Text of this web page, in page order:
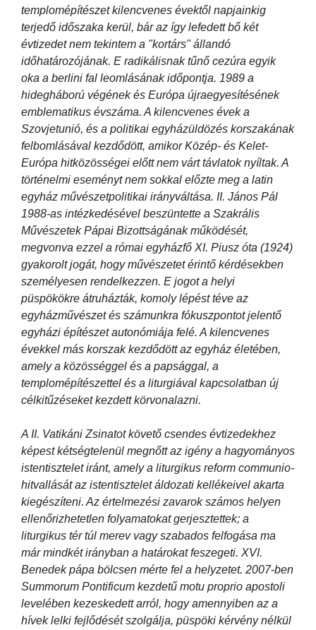
templomépítészet kilencvenes évektől napjainkig
terjedő időszaka kerül, bár az így lefedett bő két
évtizedet nem tekintem a "kortárs" állandó
időhatározójának. E radikálisnak tűnő cezúra egyik
oka a berlini fal leomlásának időpontja. 1989 a
hidegháború végének és Európa újraegyesítésének
emblematikus évszáma. A kilencvenes évek a
Szovjetunió, és a politikai egyházüldözés korszakának
felbomlásával kezdődött, amikor Közép- és Kelet-
Európa hitközösségei előtt nem várt távlatok nyíltak. A
történelmi eseményt nem sokkal előzte meg a latin
egyház művészetpolitikai irányváltása. II. János Pál
1988-as intézkedésével beszüntette a Szakrális
Művészetek Pápai Bizottságának működését,
megvonva ezzel a római egyházfő XI. Piusz óta (1924)
gyakorolt jogát, hogy művészetet érintő kérdésekben
személyesen rendelkezzen. E jogot a helyi
püspökökre átruházták, komoly lépést téve az
egyházművészet és számunkra fókuszpontot jelentő
egyházi építészet autonómiája felé. A kilencvenes
évekkel más korszak kezdődött az egyház életében,
amely a közösséggel és a papsággal, a
templomépítészettel és a liturgiával kapcsolatban új
célkitűzéseket kezdett körvonalazni.
A II. Vatikáni Zsinatot követő csendes évtizedekhez
képest kétségtelenül megnőtt az igény a hagyományos
istentisztelet iránt, amely a liturgikus reform communio-
hitvallását az istentisztelet áldozati kellékeivel akarta
kiegészíteni. Az értelmezési zavarok számos helyen
ellenőrizhetetlen folyamatokat gerjesztettek; a
liturgikus tér túl merev vagy szabados felfogása ma
már mindkét irányban a határokat feszegeti. XVI.
Benedek pápa bölcsen mérte fel a helyzetet. 2007-ben
Summorum Pontificum kezdetű motu proprio apostoli
levelében kezeskedett arról, hogy amennyiben az a
hívek lelki fejlődését szolgálja, püspöki kérvény nélkül